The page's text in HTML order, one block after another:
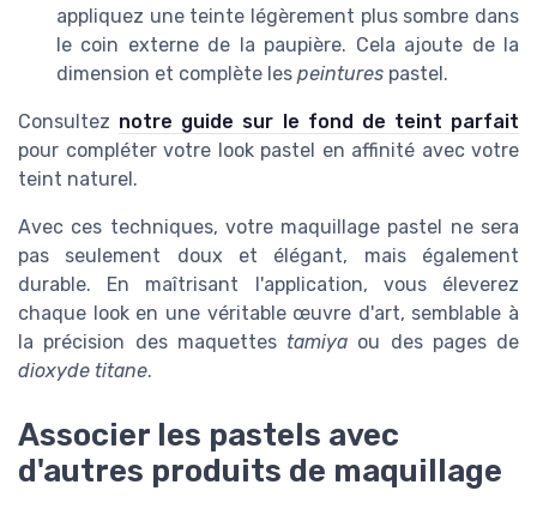
appliquez une teinte légèrement plus sombre dans
le coin externe de la paupière. Cela ajoute de la
dimension et complète les peintures pastel.
Consultez notre guide sur le fond de teint parfait
pour compléter votre look pastel en affinité avec votre
teint naturel.
Avec ces techniques, votre maquillage pastel ne sera
pas seulement doux et élégant, mais également
durable. En maîtrisant l'application, vous éleverez
chaque look en une véritable œuvre d'art, semblable à
la précision des maquettes tamiya ou des pages de
dioxyde titane.
Associer les pastels avec
d'autres produits de maquillage